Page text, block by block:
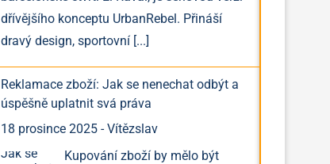
dřívějšího konceptu UrbanRebel. Přináší
dravý design, sportovní [...]
Reklamace zboží: Jak se nenechat odbýt a
úspěšně uplatnit svá práva
18 prosince 2025 -Vítězslav
Kupování zboží by mělo být